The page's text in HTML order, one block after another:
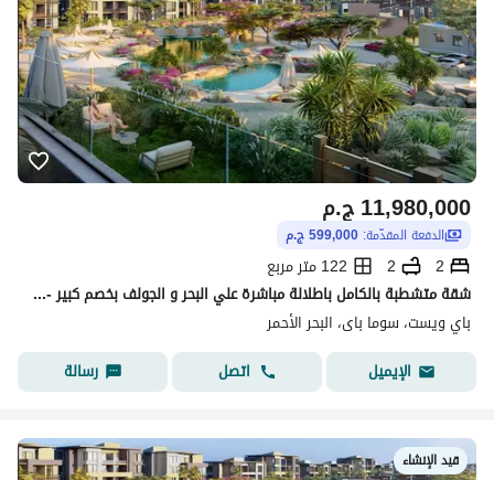
ج.م11,980,000
الدفعة المقدّمة: 599,000 ج.م
2
2
122 متر مربع
شقة متشطبة بالكامل باطلالة مباشرة علي البحر و الجولف بخصم كبير - شقة غرفتين نوم للبيع في سوما باي البحر الأحمر
باي ويست، سوما باى، البحر الأحمر
الإيميل
اتصل رسالة
قيد الإنشاء